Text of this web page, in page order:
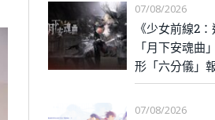
07/08/2026
《少女前線2
「月下安魂曲
形「六分儀」
07/08/2026